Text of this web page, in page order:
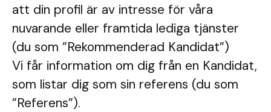
att din profil är av intresse för våra
nuvarande eller framtida lediga tjänster
(du som ”Rekommenderad Kandidat”)
Vi får information om dig från en Kandidat,
som listar dig som sin referens (du som
”Referens”).